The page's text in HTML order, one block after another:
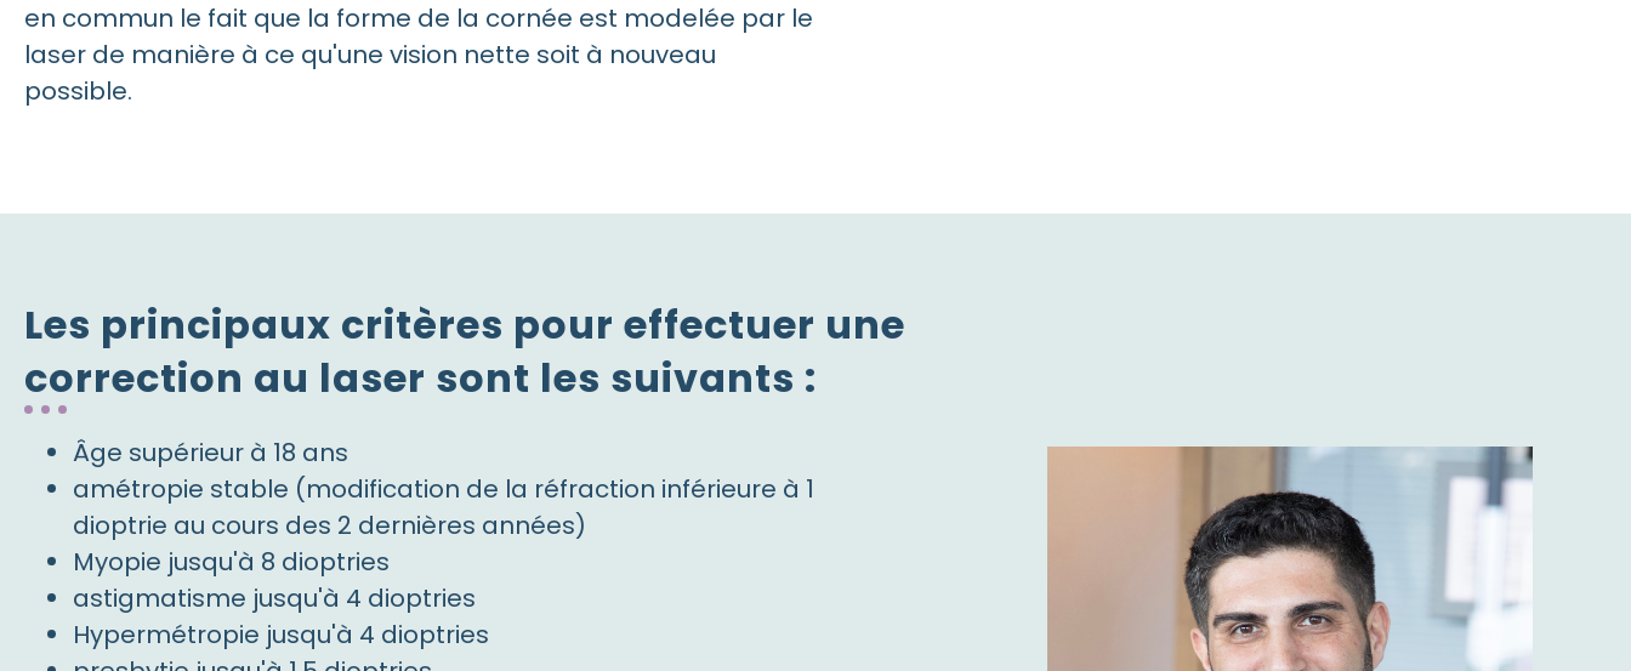
en commun le fait que la forme de la cornée est modelée par le
laser de manière à ce qu'une vision nette soit à nouveau
possible.
Les principaux critères pour effectuer une
correction au laser sont les suivants :
Âge supérieur à 18 ans
amétropie stable (modification de la réfraction inférieure à 1
dioptrie au cours des 2 dernières années)
Myopie jusqu'à 8 dioptries
astigmatisme jusqu'à 4 dioptries
Hypermétropie jusqu'à 4 dioptries